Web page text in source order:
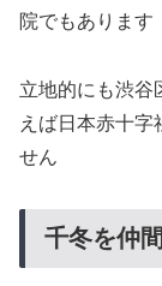
院でもあります
立地的にも渋谷
えば日本赤十字
せん
千冬を仲